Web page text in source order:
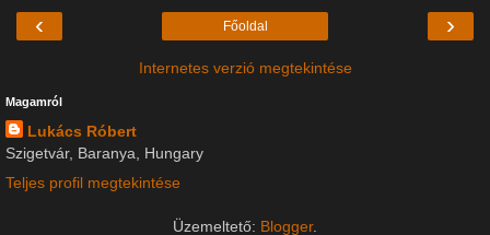
‹ ›
Főoldal
Internetes verzió megtekintése
Magamról
Lukács Róbert
Szigetvár, Baranya, Hungary
Teljes profil megtekintése
Üzemeltető: Blogger.